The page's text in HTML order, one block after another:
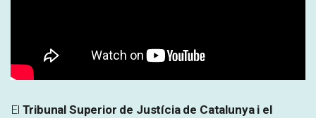
El Tribunal Superior de Justícia de Catalunya i el